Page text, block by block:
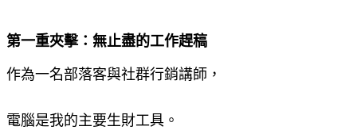
第一重夾擊：無止盡的工作趕稿
作為一名部落客與社群行銷講師，
電腦是我的主要生財工具。